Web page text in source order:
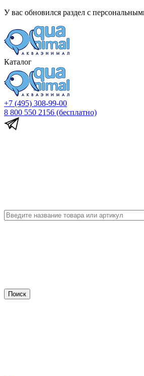
У вас обновился раздел с
Каталог
+7 (495) 308-99-00
8 800 550 2156 (бесплатно)